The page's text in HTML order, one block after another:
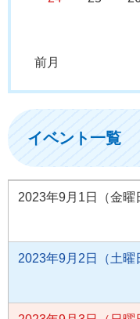
前月
イベント一覧
2023年9月1日（金曜
2023年9月2日（土曜